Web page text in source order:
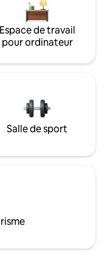
Espace de travail
pour ordinateur
Salle de sport